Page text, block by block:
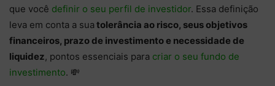
que você definir o seu perfil de investidor. Essa definição
leva em conta a sua tolerância ao risco, seus objetivos
financeiros, prazo de investimento e necessidade de
liquidez, pontos essenciais para criar o seu fundo de
investimento. 💸